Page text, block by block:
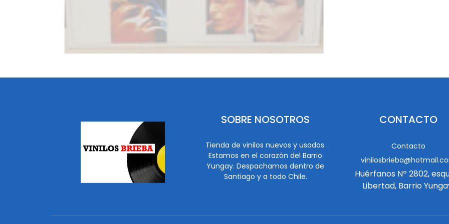
SOBRE NOSOTROS
Tienda de vinilos nuevos y usados.
Estamos en el corazón del Barrio
Yungay. Despachamos dentro de
Santiago y a todo Chile.
CONTACTO
Contacto
Huérfanos Nº 2802,
Libertad, Barrio